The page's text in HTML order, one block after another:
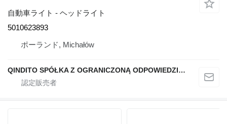
自動車ライト - ヘッドライト
5010623893
ポーランド, Michałów
QINDITO SPÓŁKA Z OGRANICZONĄ ODPOWIEDZIALNOŚCIĄ